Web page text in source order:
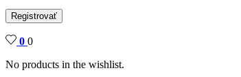
Registrovať
0 0
No products in the wishlist.